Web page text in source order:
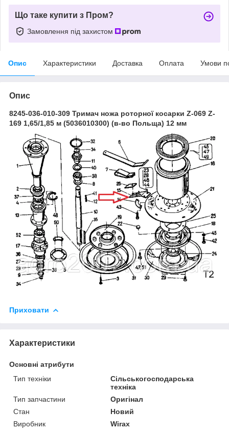
Що таке купити з Пром?
Замовлення під захистом
Опис Характеристики Доставка Оплата Умови
Опис
8245-036-010-309 Тримач ножа роторної косарки Z-069 Z-
169 1,65/1,85 м (5036010300) (в-во Польща) 12 мм
Приховати
Характеристики
Основні атрибути
Тип техніки
Сільськогосподарська
техніка
Тип запчастини
Оригінал
Стан
Новий
Виробник
Wirax